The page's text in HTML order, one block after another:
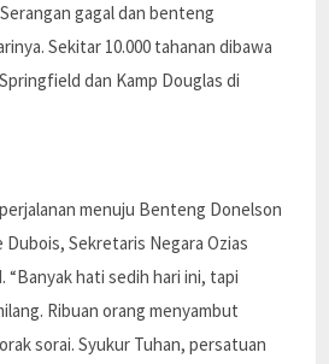
gagal dan benteng
Sekitar 10.000 tahanan dibawa
dan Kamp Douglas di
menuju Benteng Donelson
Sekretaris Negara Ozias
“Banyak hati sedih hari ini, tapi
Ribuan orang menyambut
sorai. Syukur Tuhan, persatuan